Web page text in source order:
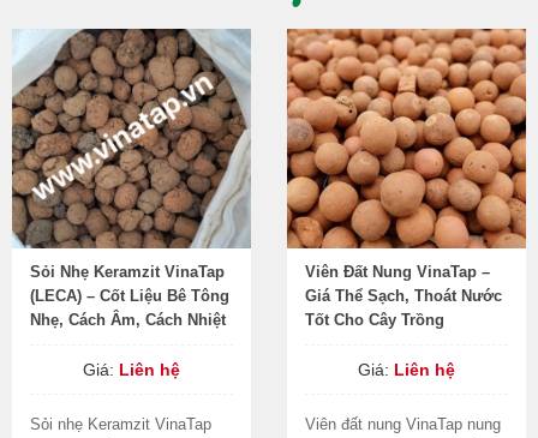
Sỏi Nhẹ Keramzit VinaTap
(LECA) – Cốt Liệu Bê Tông
Nhẹ, Cách Âm, Cách Nhiệt
Giá: Liên hệ
Sỏi nhẹ Keramzit VinaTap
Viên Đất Nung VinaTap –
Giá Thể Sạch, Thoát Nước
Tốt Cho Cây Trồng
Giá: Liên hệ
Viên đất nung VinaTap nung